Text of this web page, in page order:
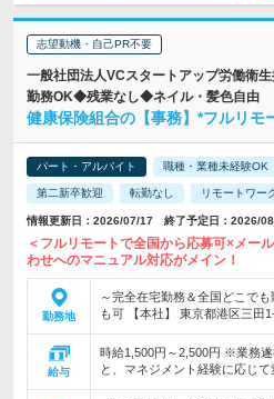
志望動機・自己PR不要
一般社団法人VCスタートアップ労働衛
勤務OK◆残業なし◆ネイル・髪色自由
健康保険組合の【事務】*フルリモ
パート・アルバイト 職種・業種未経験OK
第二新卒歓迎 転勤なし リモートワー
情報更新日：2026/07/17 終了予定日：2026/
＜フルリモートで全国から応募可×メー
わせへのマニュアル対応がメイン！
勤務地
～完全在宅勤務＆全国どこで
も可 【本社】 東京都港区三田
給与
時給1,500円～2,500円 ※業務
と、マネジメント経験に応じ